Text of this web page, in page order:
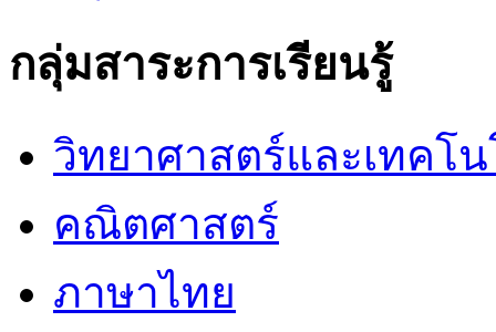
กลุ่มสาระการเรียนรู้
วิทยาศาสตร์และเทคโ
คณิตศาสตร์
ภาษาไทย